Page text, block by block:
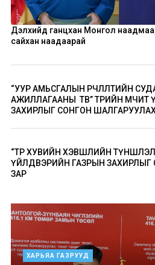
Дэлхийд ганцхан Монгол
сайхан наадаарай
“УУР АМЬСГАЛЫН ӨӨРЧЛӨЛТИЙН
АЖИЛЛАГААНЫ ТӨВ” ТӨРИЙН
ЗАХИРЛЫГ СОНГОН
“ТӨР ХУВИЙН ХЭВШЛИЙН
ҮЙЛДВЭРИЙН ГАЗРЫН ЗАХИРЛЫГ
ЗАР
ХАРЬЯА ГАЗРУУД